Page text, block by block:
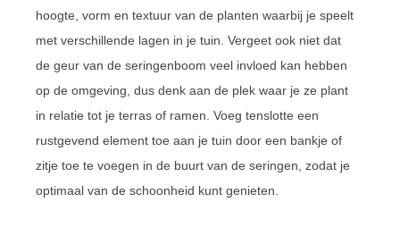
hoogte, vorm en textuur van de planten waarbij je speelt
met verschillende lagen in je tuin. Vergeet ook niet dat
de geur van de seringenboom veel invloed kan hebben
op de omgeving, dus denk aan de plek waar je ze plant
in relatie tot je terras of ramen. Voeg tenslotte een
rustgevend element toe aan je tuin door een bankje of
zitje toe te voegen in de buurt van de seringen, zodat je
optimaal van de schoonheid kunt genieten.